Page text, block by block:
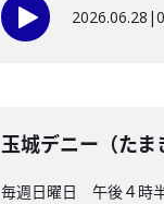
2026.06.28 |
玉城デニー（たま
毎週日曜日 午後４時